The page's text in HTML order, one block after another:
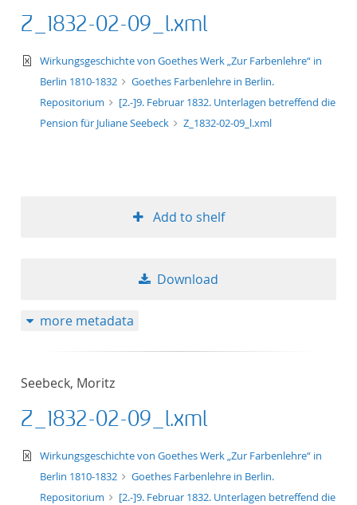
Z_1832-02-09_l.xml
text/xml
Wirkungsgeschichte von Goethes Werk „Zur Farbenlehre“ in
Berlin 1810-1832
Goethes Farbenlehre in Berlin.
Repositorium
[2.-]9. Februar 1832. Unterlagen betreffend die
Pension für Juliane Seebeck
Z_1832-02-09_l.xml
Add to shelf
Download
more metadata
Seebeck, Moritz
Z_1832-02-09_l.xml
text/xml
Wirkungsgeschichte von Goethes Werk „Zur Farbenlehre“ in
Berlin 1810-1832
Goethes Farbenlehre in Berlin.
Repositorium
[2.-]9. Februar 1832. Unterlagen betreffend die